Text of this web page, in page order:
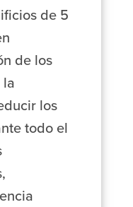
de 5
de los
la
los
todo el